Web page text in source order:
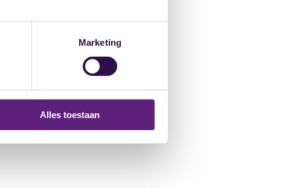
Marketing
Alles toestaan